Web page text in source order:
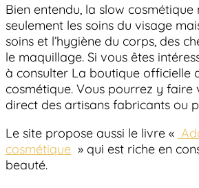
Bien entendu, la slow cosmétique
seulement les soins du visage
soins et l’hygiène du corps, des
le maquillage. Si vous êtes
à consulter La boutique officielle
cosmétique. Vous pourrez y faire
direct des artisans fabricants ou
Le site propose aussi le livre «
cosmétique » qui est riche en
beauté.